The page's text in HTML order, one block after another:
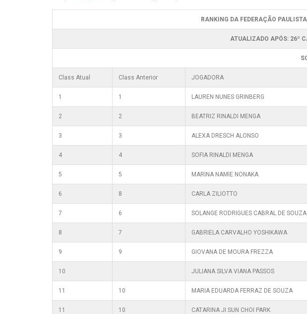
RANKING DA FEDERAÇÃO
ATUALIZADO APÓS: 26º
Class Atual Class Anterior JOGADORA
1 1 LAUREN NUNES GRINBERG
2 2 BEATRIZ RINALDI MENGA
3 3 ALEXA DRESCH ALONSO
4 4 SOFIA RINALDI MENGA
5 5 MARINA NAMIE NONAKA
6 8 CARLA ZILIOTTO
7 6 SOLANGE RODRIGUES CABRAL DE SOUZA
8 7 GABRIELA CARVALHO YOSHIKAWA
9 9 GIOVANA DE MOURA FREZZA
10 JULIANA SILVA VIANA PASSOS
11 10 MARIA EDUARDA FERRAZ DE SOUZA
11 10 CATARINA JI SUN CHOI PARK